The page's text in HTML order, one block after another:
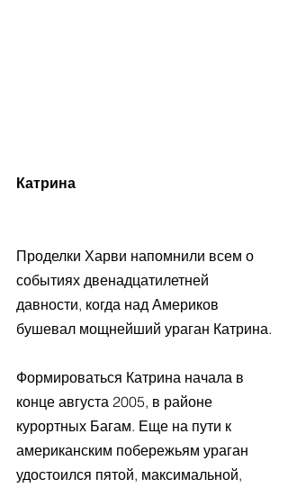
Катрина
Проделки Харви напомнили всем о
событиях двенадцатилетней
давности, когда над Америков
бушевал мощнейший ураган Катрина.
Формироваться Катрина начала в
конце августа 2005, в районе
курортных Багам. Еще на пути к
американским побережьям ураган
удостоился пятой, максимальной,